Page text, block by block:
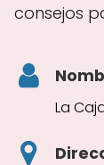
consejos
La